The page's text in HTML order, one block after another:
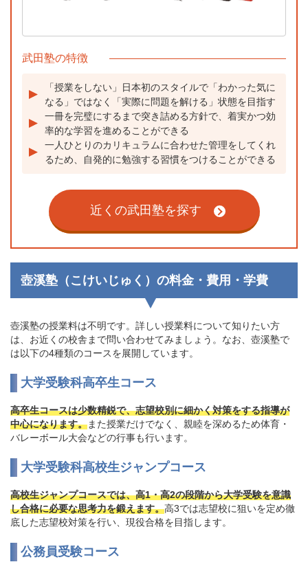
武田塾の特徴
「授業をしない」日本初のスタイルで「わかった気に
なる」ではなく「実際に問題を解ける」状態を目指す
一冊を完璧にするまで突き詰める方針で、着実かつ効
率的な学習を進めることができる
一人ひとりのカリキュラムに合わせた管理をしてくれ
るため、自発的に勉強する習慣をつけることができる
近くの武田塾を探す
壺溪塾（こけいじゅく）の料金・費用・学費
壺溪塾の授業料は不明です。詳しい授業料について知りたい方
は、お近くの校舎まで問い合わせてみましょう。なお、壺溪塾で
は以下の4種類のコースを展開しています。
大学受験科高卒生コース
高卒生コースは少数精鋭で、志望校別に細かく対策をする指導が
中心になります。また授業だけでなく、親睦を深めるため体育・
バレーボール大会などの行事も行います。
大学受験科高校生ジャンプコース
高校生ジャンプコースでは、高1・高2の段階から大学受験を意識
し合格に必要な思考力を鍛えます。高3では志望校に狙いを定め徹
底した志望校対策を行い、現役合格を目指します。
公務員受験コース